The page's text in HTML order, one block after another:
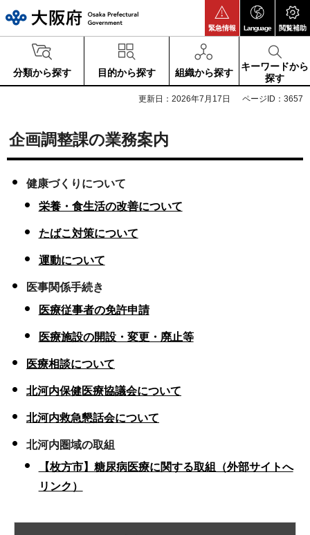
緊急情報 Language 閲覧補助
分類から探す 目的から探す 組織から探す
キーワードから
探す
更新日：2026年7月17日 ページID：3657
企画調整課の業務案内
健康づくりについて
栄養・食生活の改善について
たばこ対策について
運動について
医事関係手続き
医療従事者の免許申請
医療施設の開設・変更・廃止等
医療相談について
北河内保健医療協議会について
北河内救急懇話会について
北河内圏域の取組
【枚方市】糖尿病医療に関する取組（外部サイトへ
リンク）